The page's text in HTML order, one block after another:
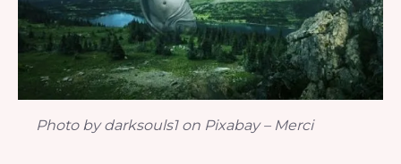
Photo by darksouls1 on Pixabay – Merci